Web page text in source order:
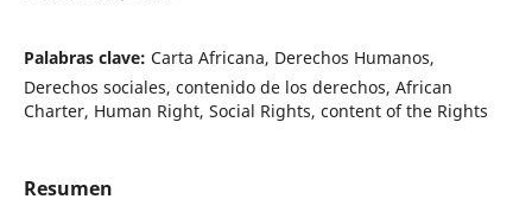
Palabras clave: Carta Africana, Derechos Humanos,
Derechos sociales, contenido de los derechos, African
Charter, Human Right, Social Rights, content of the Rights
Resumen